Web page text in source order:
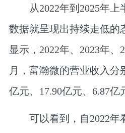
从2022年到2025年上
数据就呈现出持续走低的
显示，2022年、2023年、
月，富瀚微的营业收入分
亿元、17.90亿元、6.87亿
可以看到，自2022年